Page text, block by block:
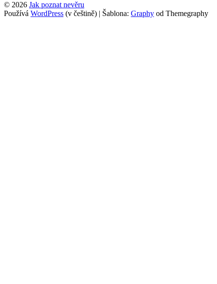
© 2026 Jak poznat nevěru
Používá WordPress (v češtině) | Šablona: Graphy od Themegraphy